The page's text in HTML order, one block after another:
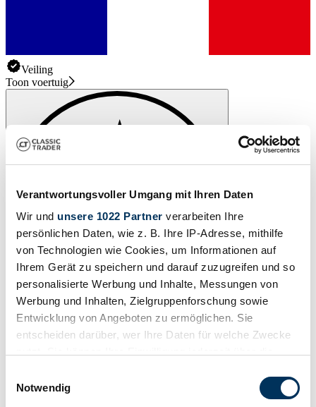
Verantwortungsvoller Umgang mit Ihren Daten
Wir und unsere 1022 Partner verarbeiten Ihre
persönlichen Daten, wie z. B. Ihre IP-Adresse, mithilfe
von Technologien wie Cookies, um Informationen auf
Ihrem Gerät zu speichern und darauf zuzugreifen und so
personalisierte Werbung und Inhalte, Messungen von
Werbung und Inhalten, Zielgruppenforschung sowie
Entwicklung von Angeboten zu ermöglichen. Sie
entscheiden darüber, wer Ihre Daten für welche Zwecke
Trigger Symbol ändern oder widerrufen
Notwendig
Veiling
Toon voertuig
Veiling start in 23 dagen, 19:37:25